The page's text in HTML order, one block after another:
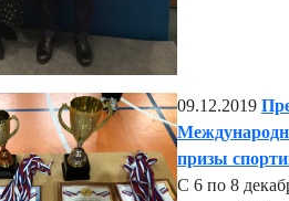
09.12.2019
призы
С 6 по 8